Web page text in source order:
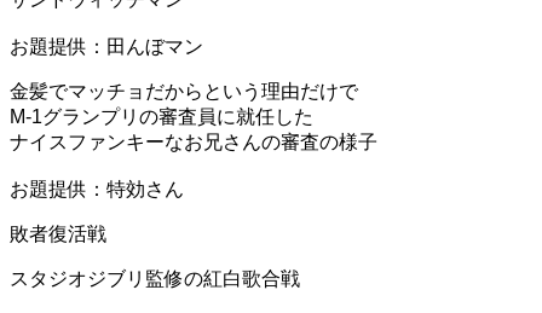
お題提供：田んぼマン
金髪でマッチョだからという理由だけで
M-1グランプリの審査員に就任した
ナイスファンキーなお兄さんの審査の様子
お題提供：特効さん
敗者復活戦
スタジオジブリ監修の紅白歌合戦